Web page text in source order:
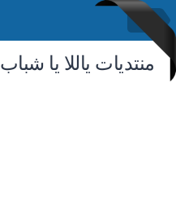
سجده
منتديات ياللا يا شباب